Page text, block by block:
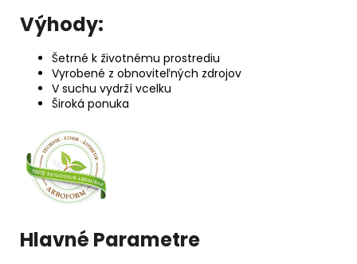
Výhody:
Šetrné k životnému prostrediu
Vyrobené z obnoviteľných zdrojov
V suchu vydrží vcelku
Široká ponuka
Hlavné Parametre